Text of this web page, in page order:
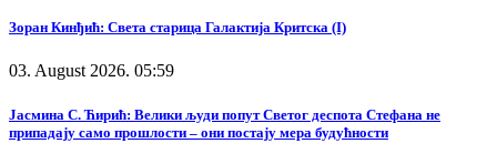
Зоран Кинђић: Света старица Галактија Критска (I)
03. August 2026. 05:59
Јасмина С. Ћирић: Велики људи попут Светог деспота Стефана не
припадају само прошлости – они постају мера будућности